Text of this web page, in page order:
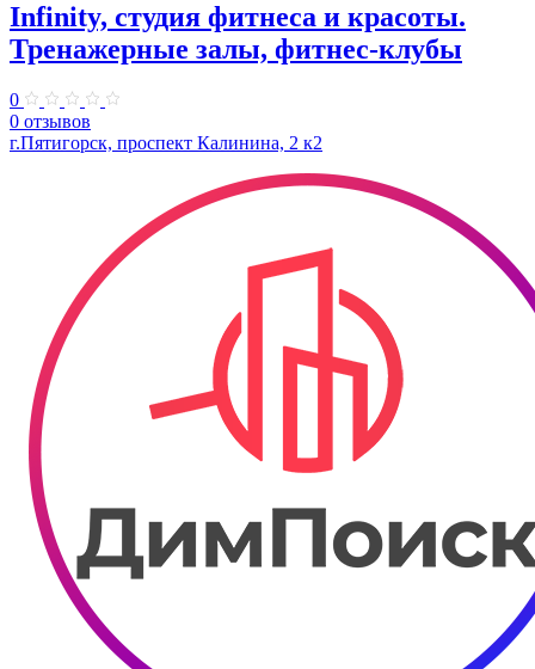
Infinity, студия фитнеса и красоты.
Тренажерные залы, фитнес-клубы
0
0 отзывов
г.Пятигорск, проспект Калинина, 2 к2